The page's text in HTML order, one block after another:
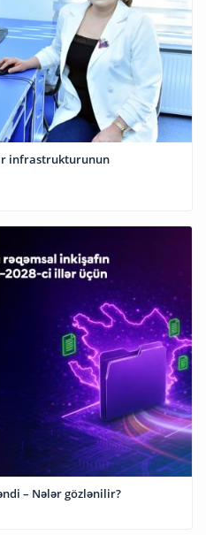
infrastrukturunun
– Nələr gözlənilir?